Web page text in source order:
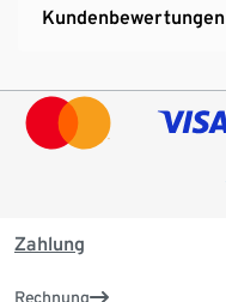
Kundenbewertungen
Zahlung
Rechnung